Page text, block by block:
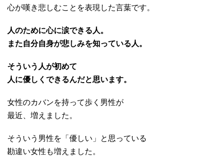
心が嘆き悲しむことを表現した言葉です。
人のために心に涙できる人。
また自分自身が悲しみを知っている人。
そういう人が初めて
人に優しくできるんだと思います。
女性のカバンを持って歩く男性が
最近、増えました。
そういう男性を「優しい」と思っている
勘違い女性も増えました。